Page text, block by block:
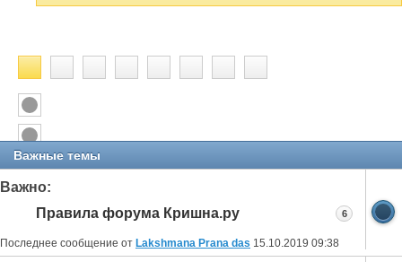
Важные темы
Важно:
Правила форума Кришна.ру
Последнее сообщение от Lakshmana Prana das 15.10.2019 09:38
6